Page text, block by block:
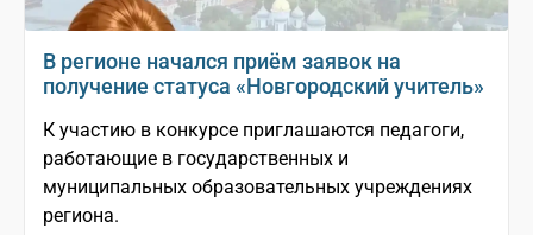
В регионе начался приём заявок на
получение статуса «Новгородский учитель»
К участию в конкурсе приглашаются педагоги,
работающие в государственных и
муниципальных образовательных учреждениях
региона.